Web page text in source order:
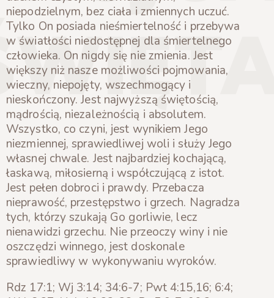
niepodzielnym, bez ciała i zmiennych uczuć.
Tylko On posiada nieśmiertelność i przebywa
w światłości niedostępnej dla śmiertelnego
człowieka. On nigdy się nie zmienia. Jest
większy niż nasze możliwości pojmowania,
wieczny, niepojęty, wszechmogący i
nieskończony. Jest najwyższą świętością,
mądrością, niezależnością i absolutem.
Wszystko, co czyni, jest wynikiem Jego
niezmiennej, sprawiedliwej woli i służy Jego
własnej chwale. Jest najbardziej kochającą,
łaskawą, miłosierną i współczującą z istot.
Jest pełen dobroci i prawdy. Przebacza
nieprawość, przestępstwo i grzech. Nagradza
tych, którzy szukają Go gorliwie, lecz
nienawidzi grzechu. Nie przeoczy winy i nie
oszczędzi winnego, jest doskonale
sprawiedliwy w wykonywaniu wyroków.
Rdz 17:1; Wj 3:14; 34:6-7; Pwt 4:15,16; 6:4;